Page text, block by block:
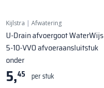
Kijlstra | Afwatering
U-Drain afvoergoot WaterWijs
5-10-VVO afvoeraansluitstuk
onder
5,45 per stuk